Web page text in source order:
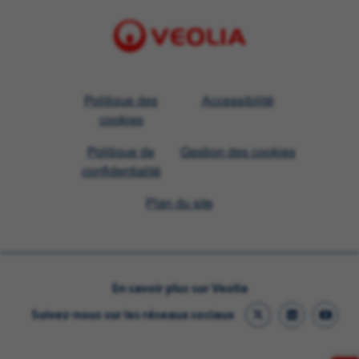
Politique des
cookies
Accessibilité
Politique de
confidentialité
Gestion des cookies
Plan du site
En savoir plus sur Veolia
Suivez-nous sur les réseaux sociaux